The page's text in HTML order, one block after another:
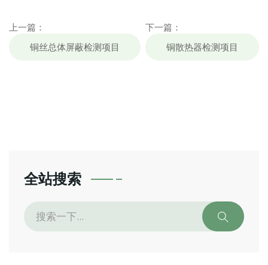
上一篇：
铜丝总体屏蔽检测项目
下一篇：
铜散热器检测项目
全站搜索